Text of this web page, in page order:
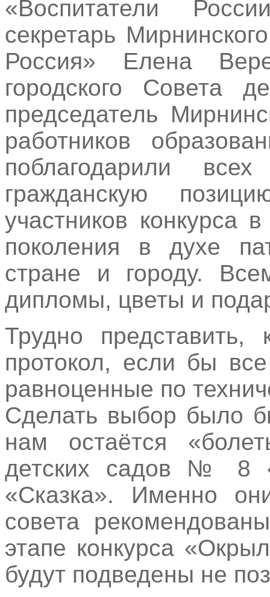
«Воспитатели
секретарь
Россия» Елена
городского Совета
председатель
работников
поблагодарили
гражданскую
участников конкурса
поколения в духе
стране и городу.
дипломы, цветы и
Трудно
протокол, если бы
равноценные по
Сделать выбор было
нам остаётся
детских садов № 8
«Сказка». Именно
совета
этапе конкурса
будут подведены не